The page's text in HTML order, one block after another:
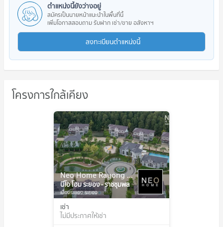
ตำแหน่งนี้ยังว่างอยู่
สมัครเป็นนายหน้าแนะนำในพื้นที่นี้
เพิ่มโอกาสสอบถาม รับฝาก เช่า/ขาย อสังหาฯ
ลงทะเบียนตำแหน่งนี้
โครงการใกล้เคียง
Neo Home Rayong - Ratchumphon
นีโอ โฮม ระยอง - ราชชุมพล
เมืองระยอง ระยอง
เช่า
ไม่มีประกาศให้เช่า